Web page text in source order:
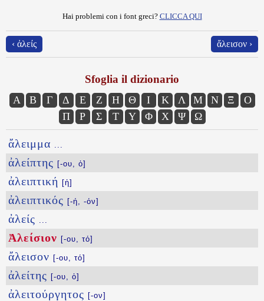
Hai problemi con i font greci? CLICCA QUI
‹ ἀλείς ἄλεισον ›
Sfoglia il dizionario
Α Β Γ Δ Ε Ζ Η Θ Ι Κ Λ Μ Ν Ξ
Ο
Π
Ρ Σ Τ Υ Φ Χ Ψ Ω
ἄλειμμα ...
ἀλείπτης [-ου, ὁ]
ἀλειπτική [ἡ]
ἀλειπτικός [-ή, -όν]
ἀλείς ...
Ἀλείσιον [-ου, τό]
ἄλεισον [-ου, τό]
ἀλείτης [-ου, ὁ]
ἀλειτούργητος [-ον]